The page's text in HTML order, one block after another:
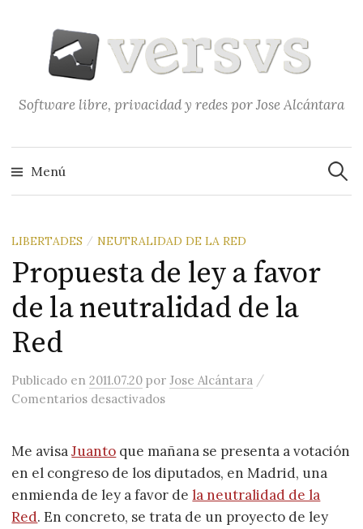
contenido
Software libre, privacidad y redes por Jose Alcántara
Menú
LIBERTADES / NEUTRALIDAD DE LA RED
Propuesta de ley a favor
de la neutralidad de la
Red
Publicado en2011.07.20 porJose Alcántara /
Comentarios desactivadosen Propuesta de ley a favor de la
Me avisaJuanto que mañana se presenta a votación
en el congreso de los diputados, en Madrid, una
enmienda de ley a favor dela neutralidad de la
Red. En concreto, se trata de un proyecto de ley